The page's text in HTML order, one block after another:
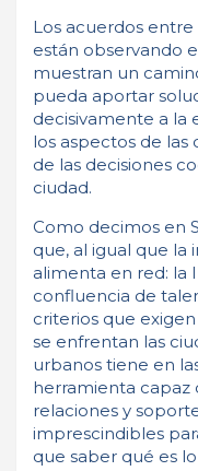
Los acuerdos
están observando
muestran un
pueda aportar
decisivamente a la
los aspectos de las
de las decisiones
ciudad.
Como decimos en
que, al igual que la
alimenta en red: la
confluencia de
criterios que
se enfrentan las
urbanos tiene en
herramienta capaz
relaciones y
imprescindibles
que saber qué es